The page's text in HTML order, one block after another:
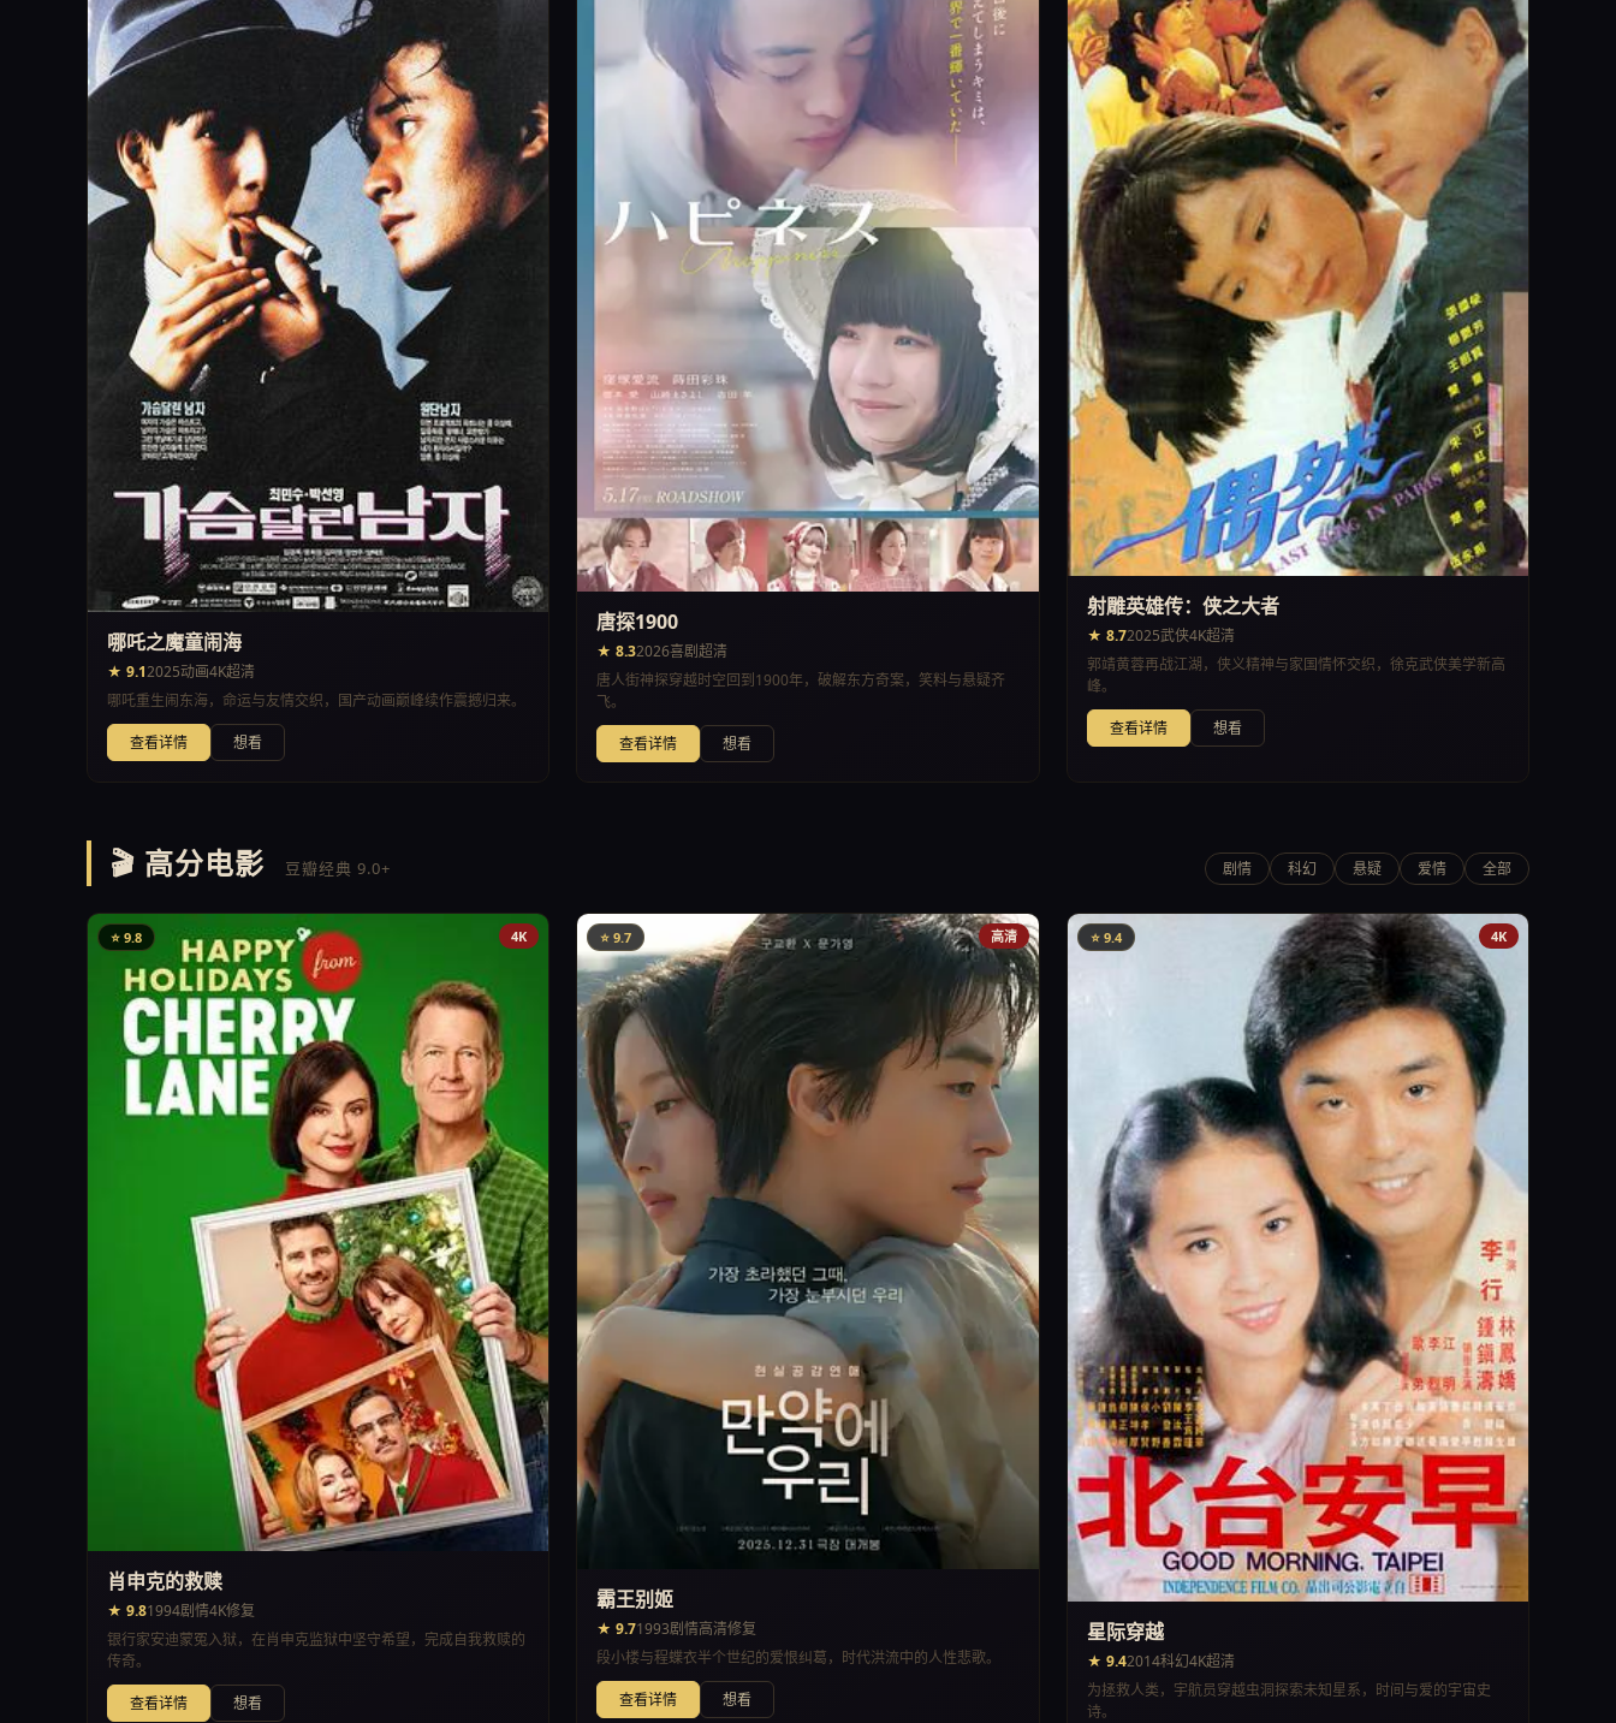
哪吒之魔童闹海
★ 9.12025动画4K超清
哪吒重生闹东海，命运与友情交织，国产动画巅峰续作震撼归来。
查看详情 想看
唐探1900
★ 8.32026喜剧超清
唐人街神探穿越时空回到1900年，破解东方奇案，笑料与悬疑齐
飞。
查看详情 想看
射雕英雄传：侠之大者
★ 8.72025武侠4K超清
郭靖黄蓉再战江湖，侠义精神与家国情怀交织，徐克武侠美学新高
峰。
查看详情 想看
🎬 高分电影 豆瓣经典 9.0+ 剧情 科幻 悬疑 爱情 全部
⭐ 9.8 4K
肖申克的救赎
★ 9.81994剧情4K修复
银行家安迪蒙冤入狱，在肖申克监狱中坚守希望，完成自我救赎的
传奇。
查看详情 想看
⭐ 9.7 高清
霸王别姬
★ 9.71993剧情高清修复
段小楼与程蝶衣半个世纪的爱恨纠葛，时代洪流中的人性悲歌。
查看详情 想看
⭐ 9.4 4K
星际穿越
★ 9.42014科幻4K超清
为拯救人类，宇航员穿越虫洞探索未知星系，时间与爱的宇宙史
诗。